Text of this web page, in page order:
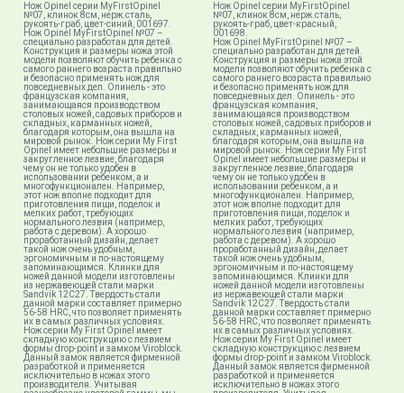
Нож Opinel серии MyFirstOpinel
№07, клинок 8см, нерж.сталь,
рукоять-граб, цвет-синий, 001697.
Нож Opinel MyFirstOpinel №07 –
специально разработан для детей.
Конструкция и размеры ножа этой
модели позволяют обучить ребенка с
самого раннего возраста правильно
и безопасно применять нож для
повседневных дел. Опинель - это
французская компания,
занимающаяся производством
столовых ножей, садовых приборов и
складных, карманных ножей,
благодаря которым, она вышла на
мировой рынок. Нож серии My First
Opinel имеет небольшие размеры и
закругленное лезвие, благодаря
чему он не только удобен в
использовании ребенком, а и
многофункционален. Например,
этот нож вполне подходит для
приготовления пищи, поделок и
мелких работ, требующих
нормального лезвия (например,
работа с деревом). А хорошо
проработанный дизайн, делает
такой нож очень удобным,
эргономичным и по-настоящему
запоминающимся. Клинки для
ножей данной модели изготовлены
из нержавеющей стали марки
Sandvik 12C27. Твердость стали
данной марки составляет примерно
56-58 HRC, что позволяет применять
их в самых различных условиях.
Нож серии My First Opinel имеет
складную конструкцию с лезвием
формы drop-point и замком Viroblock.
Данный замок является фирменной
разработкой и применяется
исключительно в ножах этого
производителя. Учитывая
Нож Opinel серии MyFirstOpinel
№07, клинок 8см, нерж.сталь,
рукоять-граб, цвет-красный,
001698.
Нож Opinel MyFirstOpinel №07 –
специально разработан для детей.
Конструкция и размеры ножа этой
модели позволяют обучить ребенка с
самого раннего возраста правильно
и безопасно применять нож для
повседневных дел. Опинель - это
французская компания,
занимающаяся производством
столовых ножей, садовых приборов и
складных, карманных ножей,
благодаря которым, она вышла на
мировой рынок. Нож серии My First
Opinel имеет небольшие размеры и
закругленное лезвие, благодаря
чему он не только удобен в
использовании ребенком, а и
многофункционален. Например,
этот нож вполне подходит для
приготовления пищи, поделок и
мелких работ, требующих
нормального лезвия (например,
работа с деревом). А хорошо
проработанный дизайн, делает
такой нож очень удобным,
эргономичным и по-настоящему
запоминающимся. Клинки для
ножей данной модели изготовлены
из нержавеющей стали марки
Sandvik 12C27. Твердость стали
данной марки составляет примерно
56-58 HRC, что позволяет применять
их в самых различных условиях.
Нож серии My First Opinel имеет
складную конструкцию с лезвием
формы drop-point и замком Viroblock.
Данный замок является фирменной
разработкой и применяется
исключительно в ножах этого